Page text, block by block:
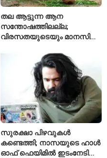
തല ആട്ടുന്ന ആന
സന്തോഷത്തിലല്ല;
വിരസതയുടെയും മാനസിക
ലക്ഷണമെന്ന് വിദഗ്ധർ
സുരക്ഷാ പിഴവുകൾ
കണ്ടെത്തി; നാസയുടെ ഹാൾ
ഓഫ് ഫെയിമിൽ ഇടംനേടി